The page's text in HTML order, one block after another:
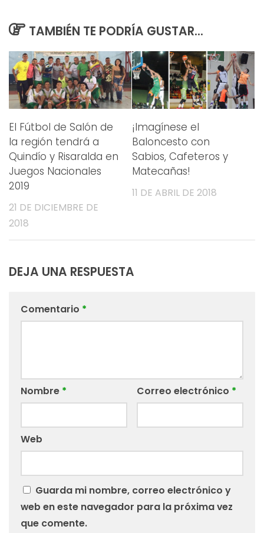
TAMBIÉN TE PODRÍA GUSTAR...
El Fútbol de Salón de
la región tendrá a
Quindío y Risaralda en
Juegos Nacionales
2019
21 DE DICIEMBRE DE
2018
¡Imagínese el
Baloncesto con
Sabios, Cafeteros y
Matecañas!
11 DE ABRIL DE 2018
DEJA UNA RESPUESTA
Comentario *
Nombre * Correo electrónico *
Web
Guarda mi nombre, correo electrónico y
web en este navegador para la próxima vez
que comente.